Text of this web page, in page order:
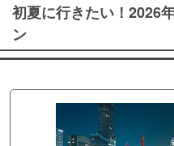
初夏に行きたい！2026
ン